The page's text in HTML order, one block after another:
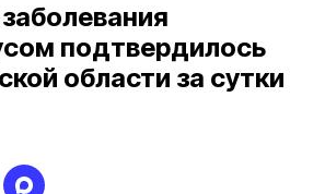
подтвердилось
области за сутки